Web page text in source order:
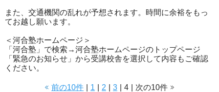
また、交通機関の乱れが予想されます。時間に余裕をもっ
てお越し願います。
＜河合塾ホームページ＞
「河合塾」で検索→河合塾ホームページのトップページ
「緊急のお知らせ」から受講校舎を選択して内容もご確認
ください。
前の10件 1 2 3 4 次の10件